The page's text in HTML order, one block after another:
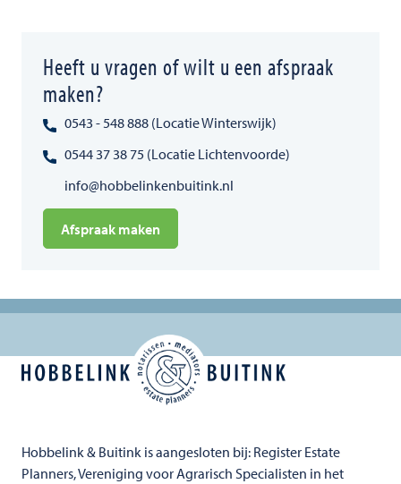
Heeft u vragen of wilt u een afspraak
maken?
0543 - 548 888 (Locatie Winterswijk)
0544 37 38 75 (Locatie Lichtenvoorde)
info@hobbelinkenbuitink.nl
Afspraak maken
Hobbelink & Buitink is aangesloten bij: Register Estate
Planners, Vereniging voor Agrarisch Specialisten in het